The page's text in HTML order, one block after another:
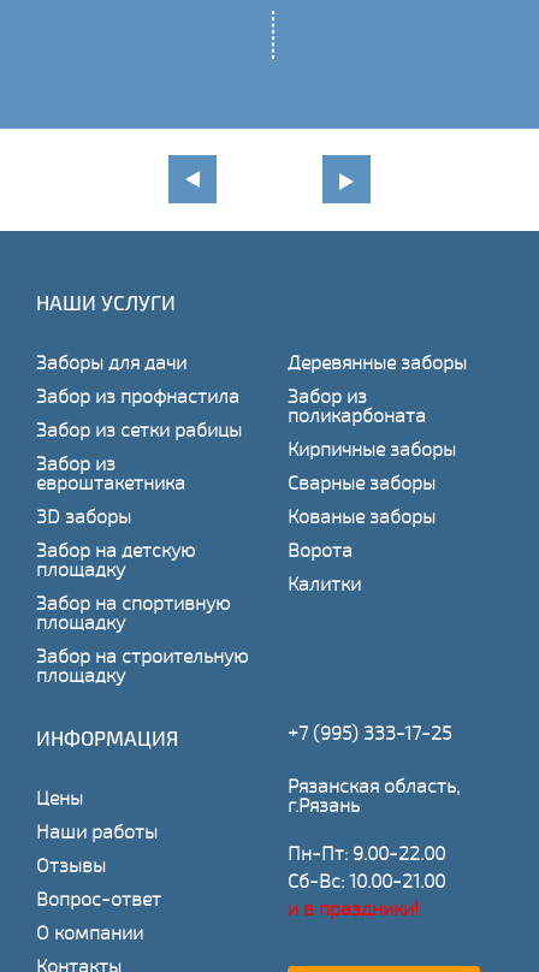
НАШИ УСЛУГИ
Заборы для дачи
Забор из профнастила
Забор из сетки рабицы
Забор из
евроштакетника
3D заборы
Забор на детскую
площадку
Забор на спортивную
площадку
Забор на строительную
площадку
Деревянные заборы
Забор из
поликарбоната
Кирпичные заборы
Сварные заборы
Кованые заборы
Ворота
Калитки
ИНФОРМАЦИЯ
Цены
Наши работы
Отзывы
Вопрос-ответ
О компании
Контакты
+7 (995) 333-17-25
Рязанская область,
г.Рязань
Пн-Пт: 9.00-22.00
Сб-Вс: 10.00-21.00
и в праздники!